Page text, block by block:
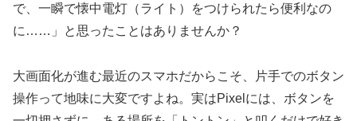
で、一瞬で懐中電灯（ライト）をつけられたら便利なの
に……」と思ったことはありませんか？
大画面化が進む最近のスマホだからこそ、片手でのボタン
操作って地味に大変ですよね。実はPixelには、ボタンを